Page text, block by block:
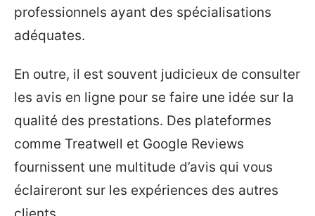
professionnels ayant des spécialisations
adéquates.
En outre, il est souvent judicieux de consulter
les avis en ligne pour se faire une idée sur la
qualité des prestations. Des plateformes
comme Treatwell et Google Reviews
fournissent une multitude d’avis qui vous
éclaireront sur les expériences des autres